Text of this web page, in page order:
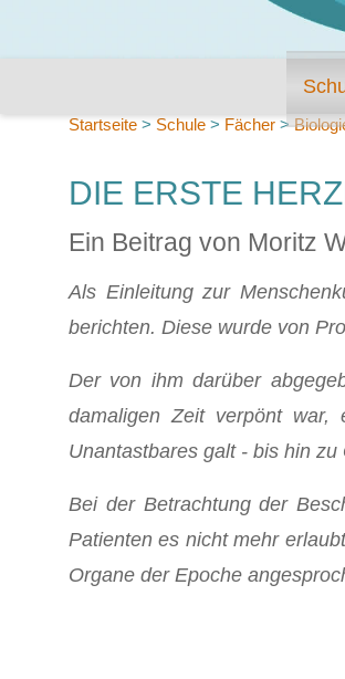
Startseite > Schule > Fächer >
DIE ERSTE
Ein Beitrag von Moritz
Als Einleitung zur
berichten. Diese wurde von
Der von ihm darüber
damaligen Zeit verpönt
Unantastbares galt - bis hin
Bei der Betrachtung der
Patienten es nicht mehr
Organe der Epoche